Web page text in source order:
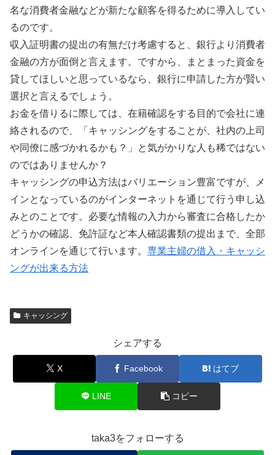
名な消費者金融などが新たな顧客を得るために導入してい
るのです。
収入証明書の提出の有無だけ考慮すると、銀行より消費者
金融の方が面倒と言えます。ですから、まとまった資金を
貸してほしいと思っているなら、銀行に申請した方が賢い
選択と言えるでしょう。
お金を借りるに際しては、在籍確認をする目的で会社に連
絡されるので、「キャッシングをすることが、社内の上司
や同僚に感づかれるかも？」と気がかりな人も稀ではない
のではありませんか？
キャッシングの申込方法はバリエーション豊富ですが、メ
インとなっているのがインターネットを通じて行う申し込
みとのことです。必要な情報の入力から審査に合格したか
どうかの確認、免許証など本人確認書類の提出まで、全部
オンラインを通じて行います。 専業主婦の借入・キャッシ
ングが出来る方法
キャッシング
シェアする
X Facebook はてブ
LINE コピー
taka3をフォローする